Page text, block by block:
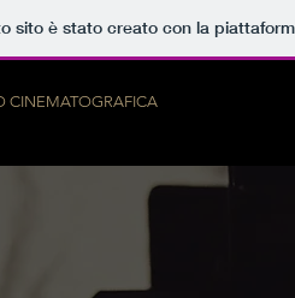
sito è stato creato con la
CINEMATOGRAFICA